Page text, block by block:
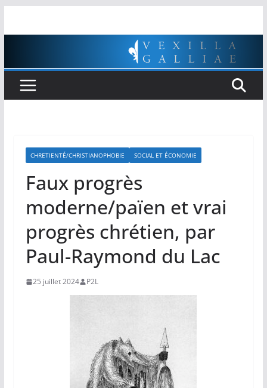
CHRETIENTÉ/CHRISTIANOPHOBIE SOCIAL ET ÉCONOMIE
Faux progrès
moderne/païen et vrai
progrès chrétien, par
Paul-Raymond du Lac
25 juillet 2024 P2L